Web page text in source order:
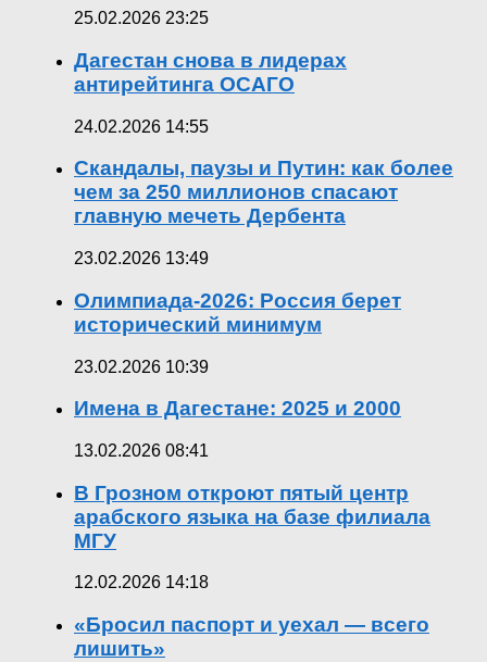
25.02.2026 23:25
Дагестан снова в лидерах
антирейтинга ОСАГО
24.02.2026 14:55
Скандалы, паузы и Путин: как более
чем за 250 миллионов спасают
главную мечеть Дербента
23.02.2026 13:49
Олимпиада-2026: Россия берет
исторический минимум
23.02.2026 10:39
Имена в Дагестане: 2025 и 2000
13.02.2026 08:41
В Грозном откроют пятый центр
арабского языка на базе филиала
МГУ
12.02.2026 14:18
«Бросил паспорт и уехал — всего
лишить»